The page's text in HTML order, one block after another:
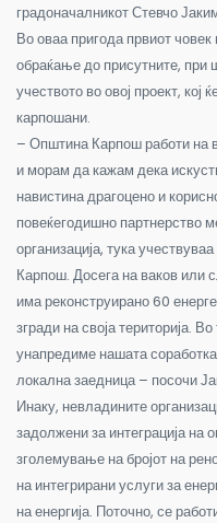
градоначалникот Стевчо
Во оваа пригода првиот
обраќање до присутните, при
учеството во овој проект,
карпошани.
– Општина Карпош работи на
и морам да кажам дека
навистина драгоцено и
повеќегодишно партнерство
организација, тука
Карпош. Досега на ваков или
има реконструирано 60
згради на своја територија.
унапредиме нашата
локална заедница – посочи
Инаку, невладините
задолжени за интеграција на
зголемување на бројот на
на интегрирани услуги за
на енергија. Поточно, се